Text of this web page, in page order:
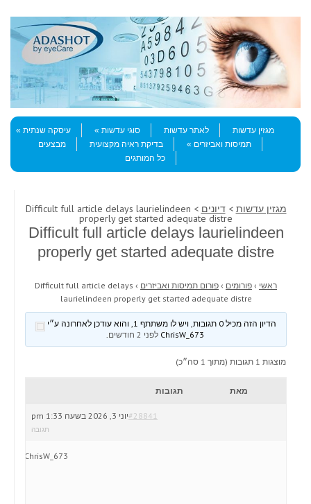
Menu
Skip to content
מגזין עדשות
לאתר עדשות סוגי עדשות
עיסקה שנתית
תמיסות ואביזרים
בדיקת ראיה מקצועית
מבצעים
כל המותגים
מגזין עדשות >דיונים > Difficult full article delays laurielindeen
properly get started adequate distre
Difficult full article delays laurielindeen
properly get started adequate distre
ראשי › פורומים › פורום תמיסות ואביזרים ›
Difficult full article delays
laurielindeen properly get started adequate distre
הדיון הזה מכיל 0 תגובות, ויש לו משתתף 1, והוא עודכן לאחרונה ע״י
לפני 2 חודשים .
מוצגות 1 תגובות (מתוך 1 סה״כ)
מאת תגובות
יוני 3, 2026 בשעה 1:33 pm#28841
תגובה
ChrisW_673